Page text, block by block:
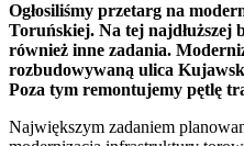
Ogłosiliśmy przetarg na
Toruńskiej. Na tej najdłuższej
również inne zadania.
rozbudowywaną ulica
Poza tym remontujemy pętlę
Największym zadaniem